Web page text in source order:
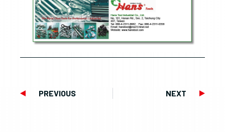
Prev PREVIOUS NEXT Next